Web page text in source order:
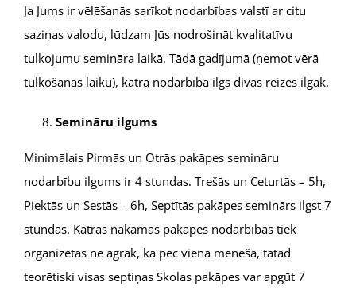
Ja Jums ir vēlēšanās sarīkot nodarbības valstī ar citu
saziņas valodu, lūdzam Jūs nodrošināt kvalitatīvu
tulkojumu semināra laikā. Tādā gadījumā (ņemot vērā
tulkošanas laiku), katra nodarbība ilgs divas reizes ilgāk.
Semināru ilgums
Minimālais Pirmās un Otrās pakāpes semināru
nodarbību ilgums ir 4 stundas. Trešās un Ceturtās – 5h,
Piektās un Sestās – 6h, Septītās pakāpes seminārs ilgst 7
stundas. Katras nākamās pakāpes nodarbības tiek
organizētas ne agrāk, kā pēc viena mēneša, tātad
teorētiski visas septiņas Skolas pakāpes var apgūt 7